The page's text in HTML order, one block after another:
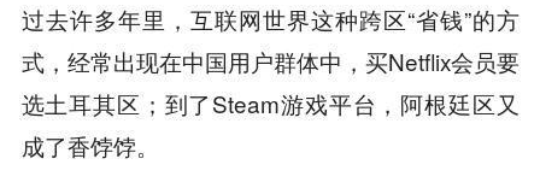
过去许多年里，互联网世界这种跨区“省钱”的方
式，经常出现在中国用户群体中，买Netflix会员要
选土耳其区；到了Steam游戏平台，阿根廷区又
成了香饽饽。